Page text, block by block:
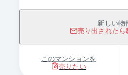
新しい物
売り出されたら
このマンションを
売りたい